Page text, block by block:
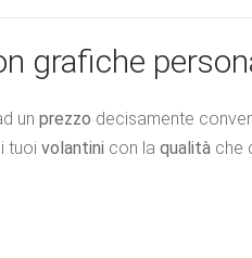
grafiche
un prezzo decisamente
i tuoi volantini con la qualità che